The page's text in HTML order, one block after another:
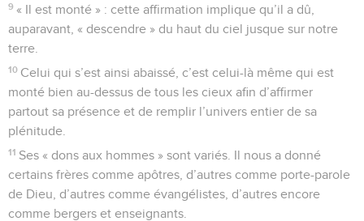
9 « Il est monté » : cette affirmation implique qu’il a dû,
auparavant, « descendre » du haut du ciel jusque sur notre
terre.
10 Celui qui s’est ainsi abaissé, c’est celui-là même qui est
monté bien au-dessus de tous les cieux afin d’affirmer
partout sa présence et de remplir l’univers entier de sa
plénitude.
11 Ses « dons aux hommes » sont variés. Il nous a donné
certains frères comme apôtres, d’autres comme porte-parole
de Dieu, d’autres comme évangélistes, d’autres encore
comme bergers et enseignants.